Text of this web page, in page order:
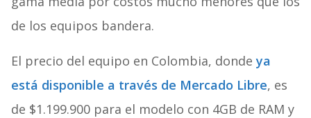
de los equipos bandera.
El precio del equipo en Colombia, dondeya
está disponible a través de Mercado Libre, es
de $1.199.900 para el modelo con 4GB de RAM y